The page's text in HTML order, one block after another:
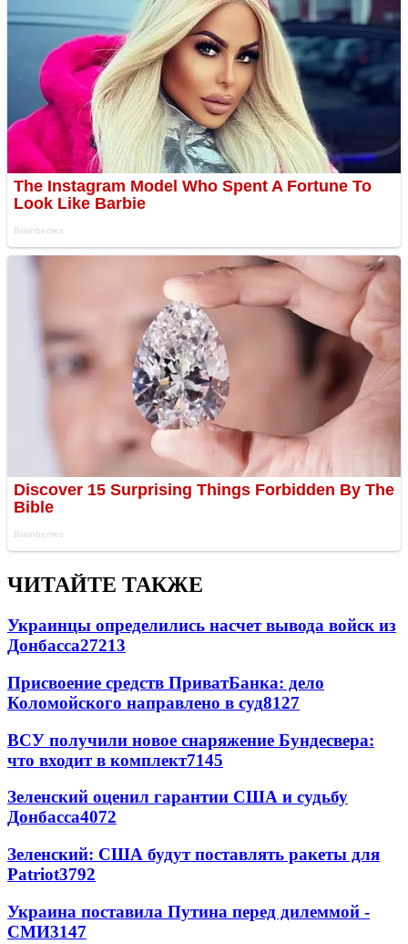
ЧИТАЙТЕ ТАКЖЕ
Украинцы определились насчет вывода войск из
Донбасса27213
Присвоение средств ПриватБанка: дело
Коломойского направлено в суд8127
ВСУ получили новое снаряжение Бундесвера:
что входит в комплект7145
Зеленский оценил гарантии США и судьбу
Донбасса4072
Зеленский: США будут поставлять ракеты для
Patriot3792
Украина поставила Путина перед дилеммой -
СМИ3147